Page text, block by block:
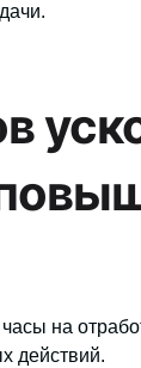
на
действий.